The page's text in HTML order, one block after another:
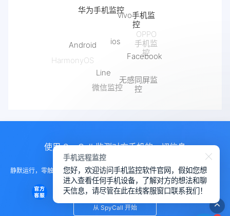
华为手机监控vivo手机监
控
OPPO
手机监
控
HarmonyOS
Facebook
无感同屏监
控
微信监控
使用 SpyCall 监测对方手机的一切信息
静默运行，零触碰部署。无需对方手机任何配合，后台进程完美隐藏，实现真
正的“幽灵”式远程访问。
从 SpyCall 开始
手机远程监控
您好，欢迎访问手机监控软件官网，假如您想
进入查看任何手机设备，了解对方的想法和聊
天信息，请尽管在此在线客服窗口联系我们！